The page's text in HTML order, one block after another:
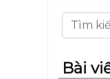
Bài